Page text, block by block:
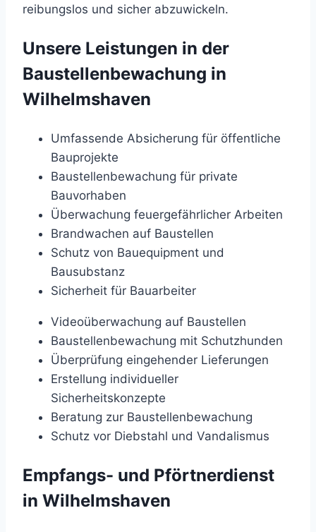
reibungslos und sicher abzuwickeln.
Unsere Leistungen in der
Baustellenbewachung in
Wilhelmshaven
Umfassende Absicherung für öffentliche
Bauprojekte
Baustellenbewachung für private
Bauvorhaben
Überwachung feuergefährlicher Arbeiten
Brandwachen auf Baustellen
Schutz von Bauequipment und
Bausubstanz
Sicherheit für Bauarbeiter
Videoüberwachung auf Baustellen
Baustellenbewachung mit Schutzhunden
Überprüfung eingehender Lieferungen
Erstellung individueller
Sicherheitskonzepte
Beratung zur Baustellenbewachung
Schutz vor Diebstahl und Vandalismus
Empfangs- und Pförtnerdienst
in Wilhelmshaven